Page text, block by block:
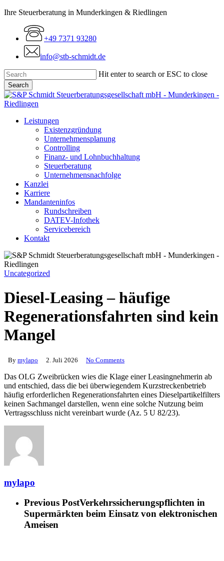
Skip
content
Ihre Steuerberatung in Munderkingen & Riedlingen
+49 7371 93280
info@stb-schmidt.de
Hit enter to search or ESC to close
Search
Close
Search
Menu
Leistungen
Existenzgründung
Unternehmensplanung
Controlling
Finanz- und Lohnbuchhaltung
Steuerberatung
Unternehmensnachfolge
Kanzlei
Karriere
Mandanteninfos
Rundschreiben
DATEV-Infothek
Servicebereich
Kontakt
Uncategorized
Diesel-Leasing – häufige
Regenerationsfahrten sind kein
Mangel
By mylapo 2. Juli 2026 No Comments
Das OLG Zweibrücken wies die Klage einer Leasingnehmerin ab
und entschied, dass die bei überwiegendem Kurzstreckenbetrieb
häufig erforderlichen Regenerationsfahrten eines Dieselpartikelfilters
keinen Sachmangel darstellen, wenn eine solche Nutzung beim
Vertragsschluss nicht vereinbart wurde (Az. 5 U 82/23).
mylapo
Previous PostVerkehrssicherungspflichten in
Supermärkten beim Einsatz von elektronischen
Ameisen